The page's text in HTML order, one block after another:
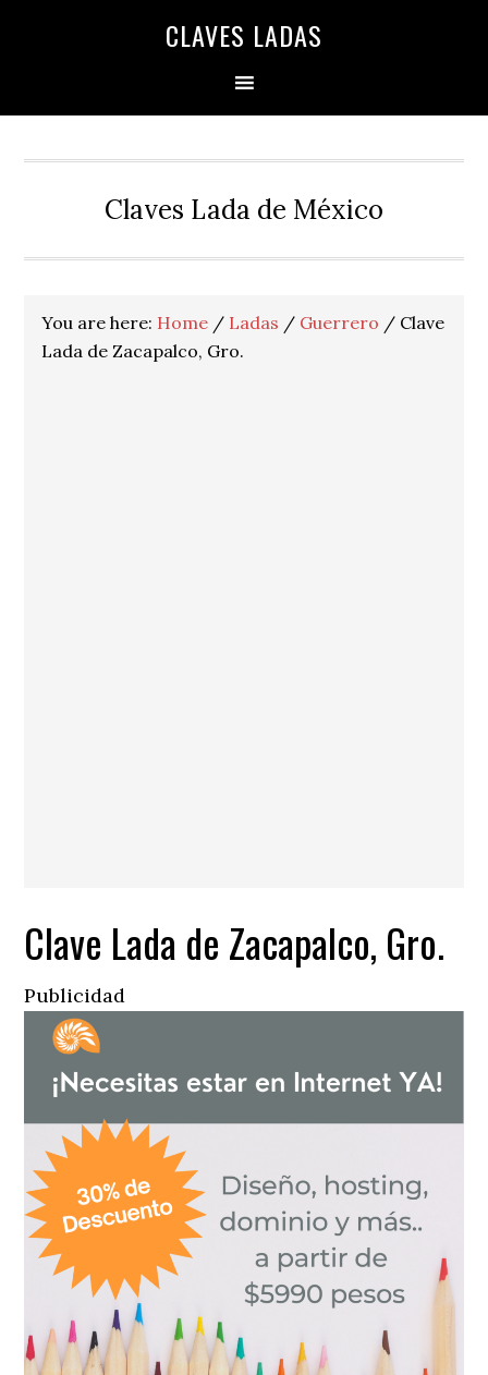
CLAVES LADAS
Claves Lada de México
You are here: Home / Ladas / Guerrero / Clave
Lada de Zacapalco, Gro.
Clave Lada de Zacapalco, Gro.
Publicidad